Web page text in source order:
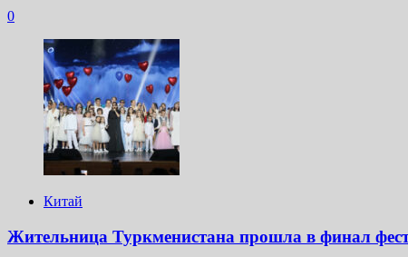
0
Китай
Жительница Туркменистана прошла в финал